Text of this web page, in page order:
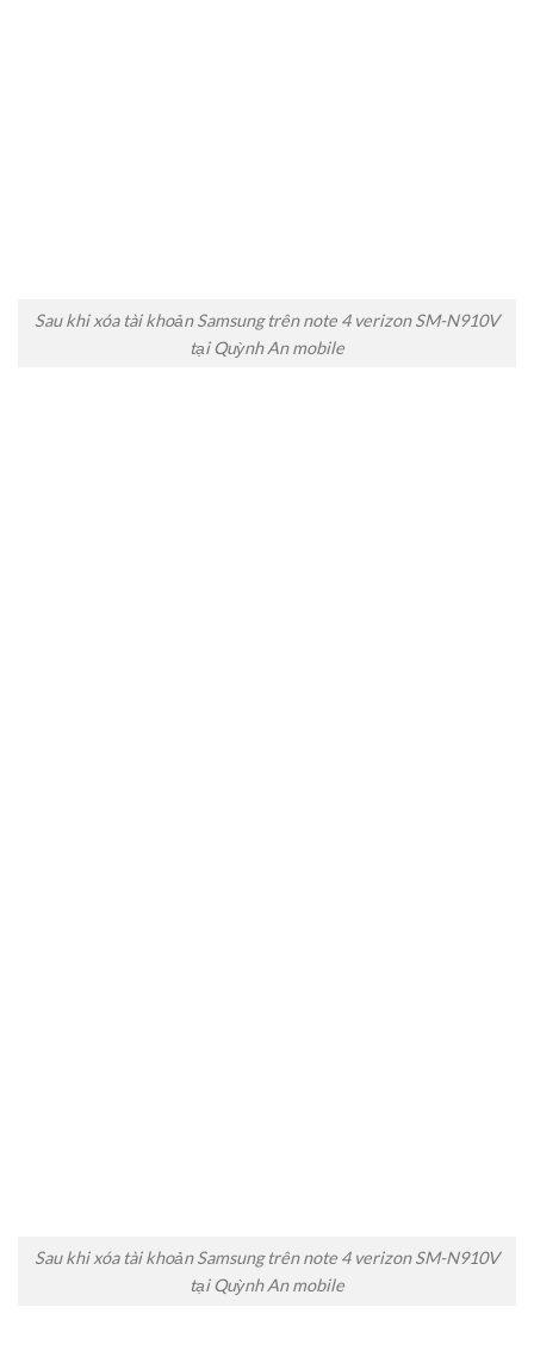
Sau khi xóa tài khoản Samsung trên note 4 verizon SM-N910V
tại Quỳnh An mobile
Sau khi xóa tài khoản Samsung trên note 4 verizon SM-N910V
tại Quỳnh An mobile